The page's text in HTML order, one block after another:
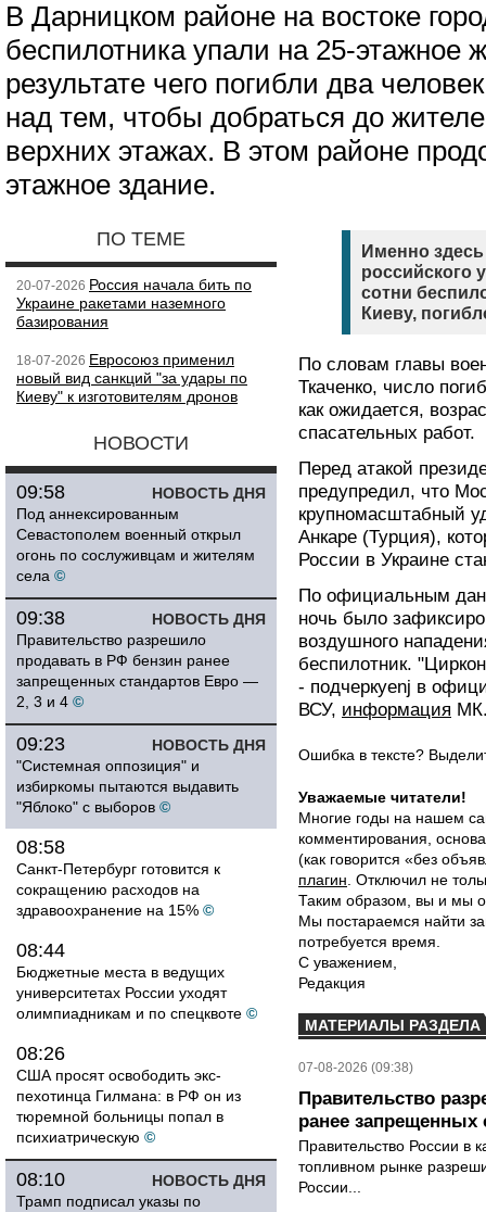
В Дарницком районе на востоке
беспилотника упали на 25-этажное
результате чего погибли два
над тем, чтобы добраться до
верхних этажах. В этом районе
этажное здание.
ПО ТЕМЕ
20-07-2026 Россия начала бить по
Украине ракетами наземного
базирования
18-07-2026 Евросоюз применил
новый вид санкций "за удары по
Киеву" к изготовителям дронов
НОВОСТИ
НОВОСТЬ ДНЯ
09:58
Под аннексированным
Севастополем военный открыл
огонь по сослуживцам и жителям
села ©
НОВОСТЬ ДНЯ
09:38
Правительство разрешило
продавать в РФ бензин ранее
запрещенных стандартов Евро —
2, 3 и 4 ©
НОВОСТЬ ДНЯ
09:23
"Системная оппозиция" и
избиркомы пытаются выдавить
"Яблоко" с выборов ©
08:58
Санкт-Петербург готовится к
сокращению расходов на
здравоохранение на 15% ©
08:44
Бюджетные места в ведущих
университетах России уходят
олимпиадникам и по спецквоте ©
08:26
США просят освободить экс-
пехотинца Гилмана: в РФ он из
тюремной больницы попал в
психиатрическую ©
НОВОСТЬ ДНЯ
08:10
Трамп подписал указы по
Именно
российского
сотни
Киеву,
По словам главы
Ткаченко, число
как ожидается,
спасательных работ.
Перед атакой
предупредил, что
крупномасштабный
Анкаре (Турция),
России в Украине
По официальным
ночь было
воздушного
беспилотник.
- подчеркyenj в
ВСУ, информация
Ошибка в тексте?
Уважаемые читатели!
Многие годы на нашем
комментирования,
(как говорится «без
плагин . Отключил не
Таким образом, вы и мы
Мы постараемся найти
потребуется время.
С уважением,
Редакция
МАТЕРИАЛЫ РАЗДЕЛА
07-08-2026 (09:38)
Правительство
ранее запрещенных
Правительство России в
топливном рынке
России...